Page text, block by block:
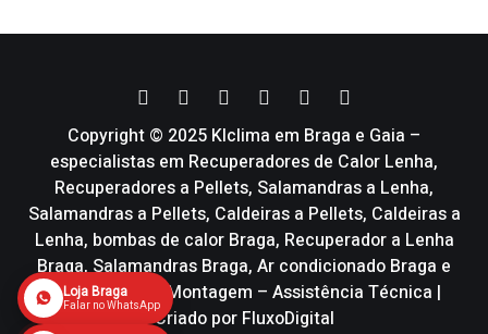
Copyright © 2025 Klclima em Braga e Gaia –
especialistas em Recuperadores de Calor Lenha,
Recuperadores a Pellets, Salamandras a Lenha,
Salamandras a Pellets, Caldeiras a Pellets, Caldeiras a
Lenha, bombas de calor Braga, Recuperador a Lenha
Braga, Salamandras Braga, Ar condicionado Braga e
Vmc | Venda – Montagem – Assistência Técnica |
Criado por FluxoDigital
Loja Braga
Falar no WhatsApp